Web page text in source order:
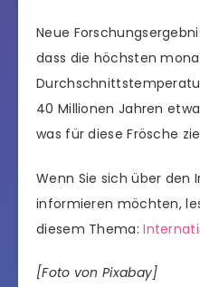
Neue
dass die höchsten
40 Millionen Jahren
was für diese Frösche
Wenn Sie sich über den
informieren möchten,
diesem Thema:
[Foto von Pixabay]